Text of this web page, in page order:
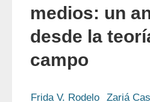
medios: un
desde la
campo
Frida V. Rodelo Zariá